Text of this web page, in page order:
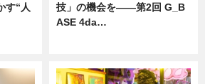
す“人
技」の機会を——第2回 G_B
ASE 4da…